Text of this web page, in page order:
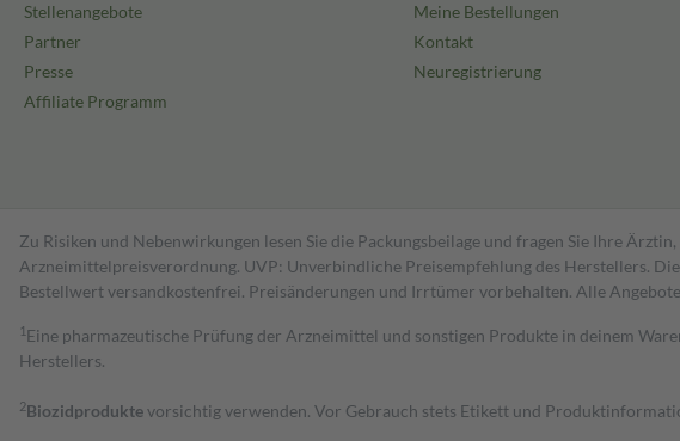
Stellenangebote
Partner
Presse
Affiliate Programm
Meine Bestellungen
Kontakt
Neuregistrierung
Zu Risiken und Nebenwirkungen lesen Sie die Packungsbeilage und fragen Sie Ihre
Arzneimittelpreisverordnung. UVP: Unverbindliche Preisempfehlung des Herstellers.
Bestell­wert versand­kosten­frei. Preisänderungen und Irrtümer vorbehalten. Alle
1 Eine pharmazeutische Prüfung der Arzneimittel und sonstigen Produkte in deinem
Herstellers.
2Biozidproduktevorsichtig verwenden. Vor Gebrauch stets Etikett und